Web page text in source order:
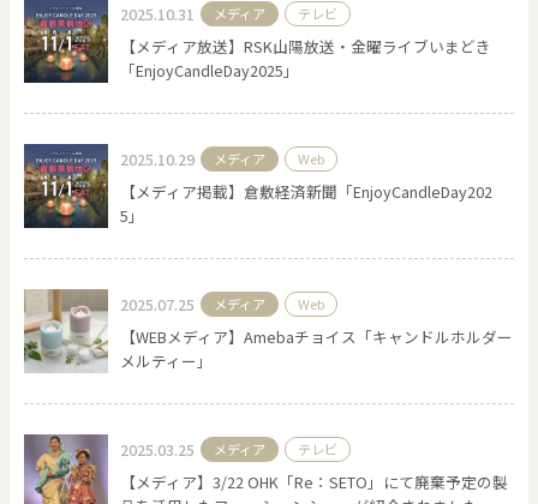
2025.10.31 メディア テレビ
【メディア放送】RSK山陽放送・金曜ライブいまどき
「EnjoyCandleDay2025」
2025.10.29 メディア Web
【メディア掲載】倉敷経済新聞「EnjoyCandleDay202
5」
2025.07.25 メディア Web
【WEBメディア】Amebaチョイス「キャンドルホルダー
メルティー」
2025.03.25 メディア テレビ
【メディア】3/22 OHK「Re：SETO」にて廃棄予定の製